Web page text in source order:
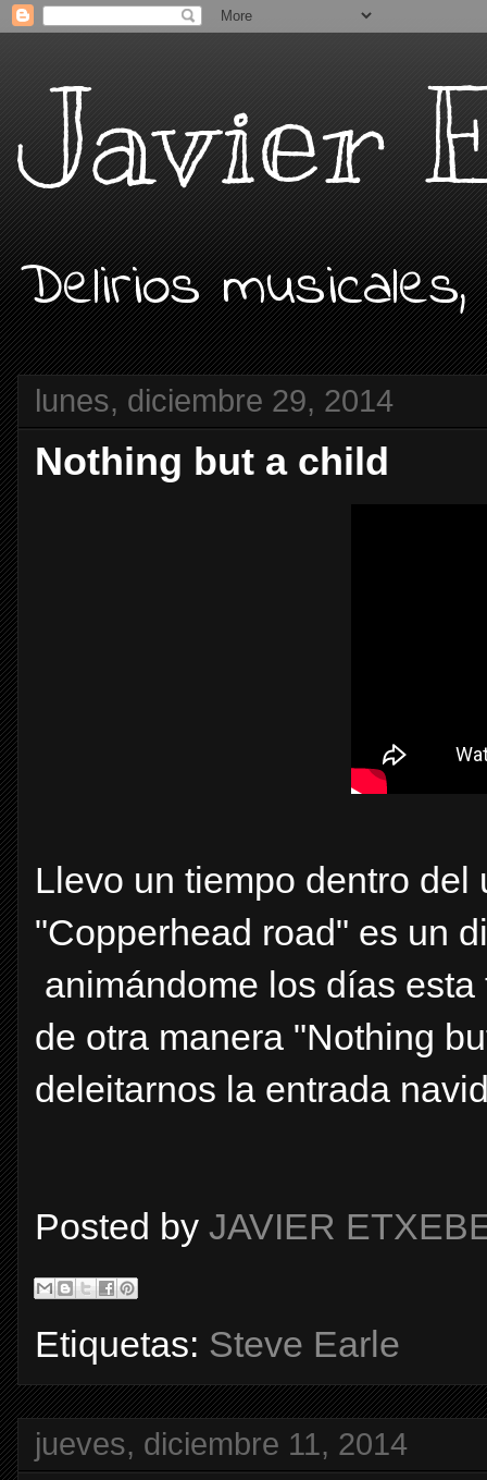
Javier
Delirios
lunes, diciembre 29, 2014
Nothing but a child
Llevo un tiempo dentro
"Copperhead road" es un
animándome los días
de otra manera "Nothing
deleitarnos la entrada
Posted by JAVIER
Etiquetas: Steve Earle
jueves, diciembre 11, 2014